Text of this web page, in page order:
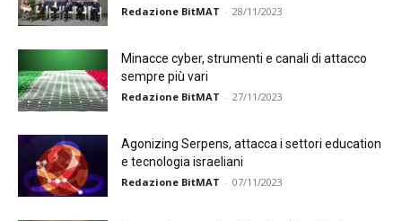
Redazione BitMAT - 28/11/2023
Minacce cyber, strumenti e canali di attacco
sempre più vari
Redazione BitMAT - 27/11/2023
Agonizing Serpens, attacca i settori education
e tecnologia israeliani
Redazione BitMAT - 07/11/2023